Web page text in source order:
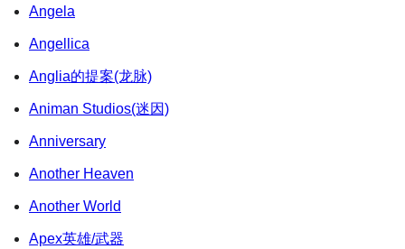
Angela
Angellica
Anglia的提案(龙脉)
Animan Studios(迷因)
Anniversary
Another Heaven
Another World
Apex英雄/武器